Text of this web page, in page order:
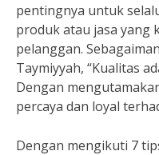
pentingnya untuk
produk atau jasa yang
pelanggan.
Taymiyyah, “Kualitas
Dengan
percaya dan loyal
Dengan mengikuti 7